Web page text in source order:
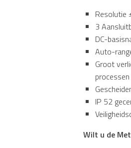
Resolutie
3
DC-
Auto-
Groot
processen
IP 52
Wilt u de